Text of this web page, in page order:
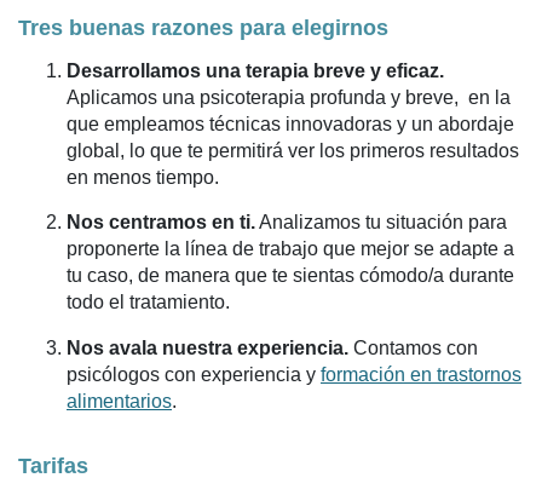
Tres buenas razones para elegirnos
Desarrollamos una terapia breve y eficaz.
Aplicamos una psicoterapia profunda y breve, en la
que empleamos técnicas innovadoras y un abordaje
global, lo que te permitirá ver los primeros resultados
en menos tiempo.
Nos centramos en ti.Analizamos tu situación para
proponerte la línea de trabajo que mejor se adapte a
tu caso, de manera que te sientas cómodo/a durante
todo el tratamiento.
Nos avala nuestra experiencia. Contamos con
psicólogos con experiencia y formación en trastornos
alimentarios.
Tarifas